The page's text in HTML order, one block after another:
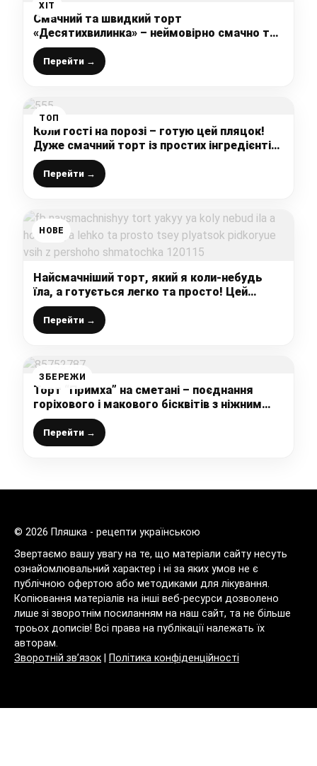
ХІТ
Смачний та швидкий торт
«Десятихвилинка» – неймовірно смачно та
просто
Перейти →
ТОП
Коли гості на порозі – готую цей пляцок!
Дуже смачний торт із простих інгредієнтів,
готується швидко, а виходить неймовірно
смачно!
Перейти →
НОВЕ
Найсмачніший торт, який я коли-небудь
їла, а готується легко та просто! Цей
пляцок підкорює всіх з першого шматочка!
Перейти →
ЗБЕРЕЖИ
Торт “Примха” на сметані – поєднання
горіхового і макового бісквітів з ніжним
карамельним кремом – дуже смачний
рецепт від української господині
Перейти →
© 2026 Пляшка - рецепти українською
Звертаємо вашу увагу на те, що матеріали сайту несуть
ознайомлювальний характер і ні за яких умов не є
публічною офертою або методиками для лікування.
Копіювання матеріалів на інші веб-ресурси дозволено
лише зі зворотнім посиланням на наш сайт, та не більше
троьох дописів! Всі права на публікації належать їх
авторам.
Зворотній зв’язок
Політика конфіденційності